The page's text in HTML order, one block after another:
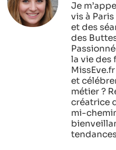
Je
vis à
et des
des
la vie des
et
métier ?
créatrice
mi-